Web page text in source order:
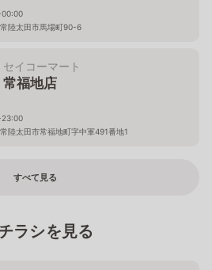
陸太田市馬場町90-6
セイコーマート
常福地店
陸太田市常福地町字中軍491番地1
すべて見る
ラシを見る